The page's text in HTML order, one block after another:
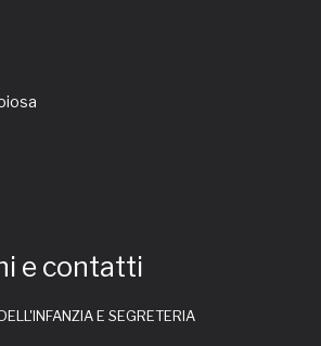
e contatti
E SEGRETERIA